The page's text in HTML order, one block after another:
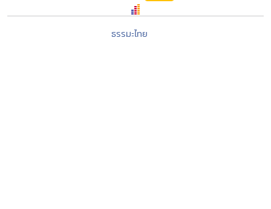
ธรรมะไทย